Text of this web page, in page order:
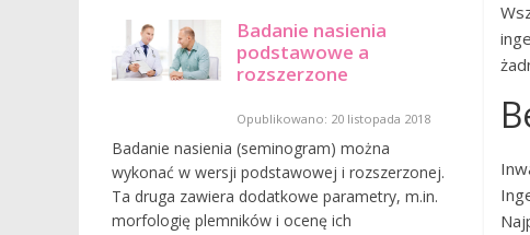
Badanie nasienia
podstawowe a
rozszerzone
Opublikowano: 20 listopada 2018
Badanie nasienia (seminogram) można
wykonać w wersji podstawowej i rozszerzonej.
Ta druga zawiera dodatkowe parametry, m.in.
morfologię plemników i ocenę ich